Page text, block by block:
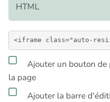
HTML
Ajouter un bouton de
la page
Ajouter la barre